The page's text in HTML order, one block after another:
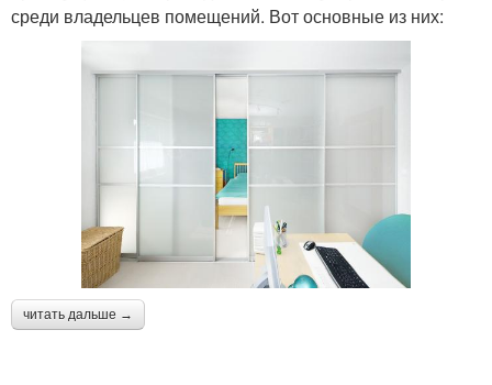
среди владельцев помещений. Вот основные из них:
читать дальше →